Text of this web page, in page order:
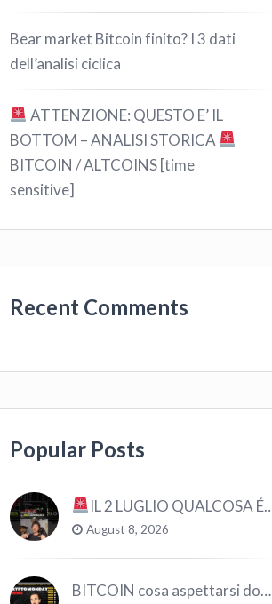
Bear market Bitcoin finito? I 3 dati
dell’analisi ciclica
ATTENZIONE: QUESTO E’ IL
BOTTOM – ANALISI STORICA
BITCOIN / ALTCOINS [time
sensitive]
Recent Comments
Popular Posts
IL 2 LUGLIO QUALCOSA É CAMBIATO… #bitcoin #crypto #trading
August 8, 2026
BITCOIN cosa aspettarsi dopo il “Crollo”? – CryptoMonday NEWS w16/’21